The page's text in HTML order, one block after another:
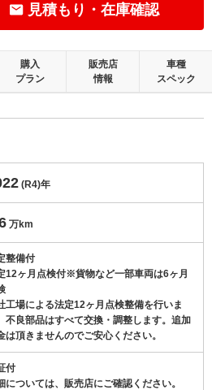
見積もり・在庫確認
購入
プラン
販売店
情報
車種
スペック
(R4)年
万km
整備付
12ヶ月点検付※貨物など一部車両は6ヶ月
工場による法定12ヶ月点検整備を行いま
不良部品はすべて交換・調整します。追加
は頂きませんのでご安心ください。
付
については、販売店にご確認ください。